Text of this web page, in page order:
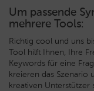
Um passende
mehrere Tools:
Richtig cool und uns
Tool hilft Ihnen, Ihre
Keywords für eine
kreieren das Szenario
kreativen Unterstützer